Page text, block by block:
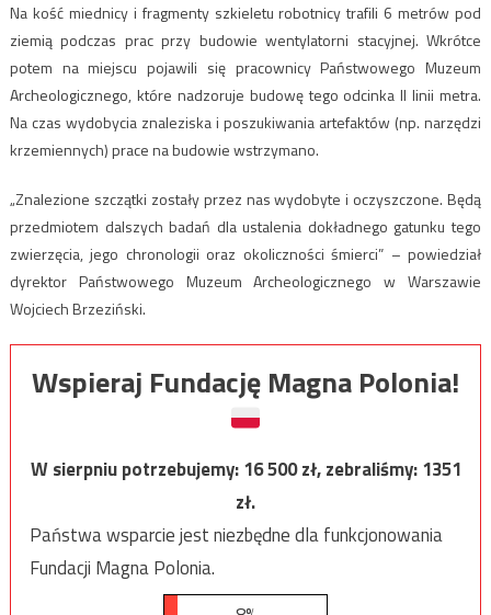
Na kość miednicy i fragmenty szkieletu robotnicy trafili 6 metrów pod
ziemią podczas prac przy budowie wentylatorni stacyjnej. Wkrótce
potem na miejscu pojawili się pracownicy Państwowego Muzeum
Archeologicznego, które nadzoruje budowę tego odcinka II linii metra.
Na czas wydobycia znaleziska i poszukiwania artefaktów (np. narzędzi
krzemiennych) prace na budowie wstrzymano.
„Znalezione szczątki zostały przez nas wydobyte i oczyszczone. Będą
przedmiotem dalszych badań dla ustalenia dokładnego gatunku tego
zwierzęcia, jego chronologii oraz okoliczności śmierci” – powiedział
dyrektor Państwowego Muzeum Archeologicznego w Warszawie
Wojciech Brzeziński.
Wspieraj Fundację Magna Polonia!
W sierpniu potrzebujemy:16 500zł, zebraliśmy:1351
zł.
Państwa wsparcie jest niezbędne dla funkcjonowania
Fundacji Magna Polonia.